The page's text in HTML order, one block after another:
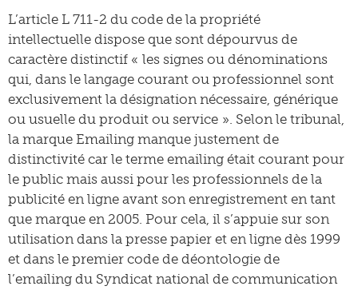
L’article L 711-2 du code de la propriété
intellectuelle dispose que sont dépourvus de
caractère distinctif « les signes ou dénominations
qui, dans le langage courant ou professionnel sont
exclusivement la désignation nécessaire, générique
ou usuelle du produit ou service ». Selon le tribunal,
la marque Emailing manque justement de
distinctivité car le terme emailing était courant pour
le public mais aussi pour les professionnels de la
publicité en ligne avant son enregistrement en tant
que marque en 2005. Pour cela, il s’appuie sur son
utilisation dans la presse papier et en ligne dès 1999
et dans le premier code de déontologie de
l’emailing du Syndicat national de communication